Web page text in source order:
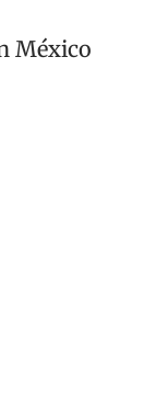
México